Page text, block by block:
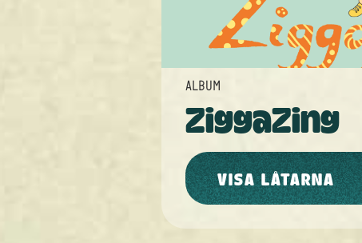
ALBUM
ZiggaZing
VISA LÅTARNA